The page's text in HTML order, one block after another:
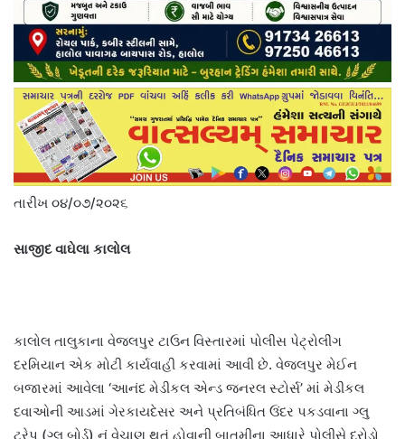
તારીખ ૦૪/૦૭/૨૦૨૬
સાજીદ વાઘેલા કાલોલ
કાલોલ તાલુકાના વેજલપુર ટાઉન વિસ્તારમાં પોલીસ પેટ્રોલીંગ
દરમિયાન એક મોટી કાર્યવાહી કરવામાં આવી છે. વેજલપુર મેઈન
બજારમાં આવેલા ‘આનંદ મેડીકલ એન્ડ જનરલ સ્ટોર્સ’ માં મેડીકલ
દવાઓની આડમાં ગેરકાયદેસર અને પ્રતિબંધિત ઉંદર પકડવાના ગ્લુ
ટ્રેપ (ગ્લુ બોર્ડ) નું વેચાણ થતું હોવાની બાતમીના આધારે પોલીસે દરોડો